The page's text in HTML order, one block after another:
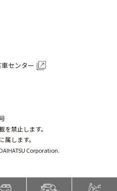
センター
禁止します。
します。
Corporation.